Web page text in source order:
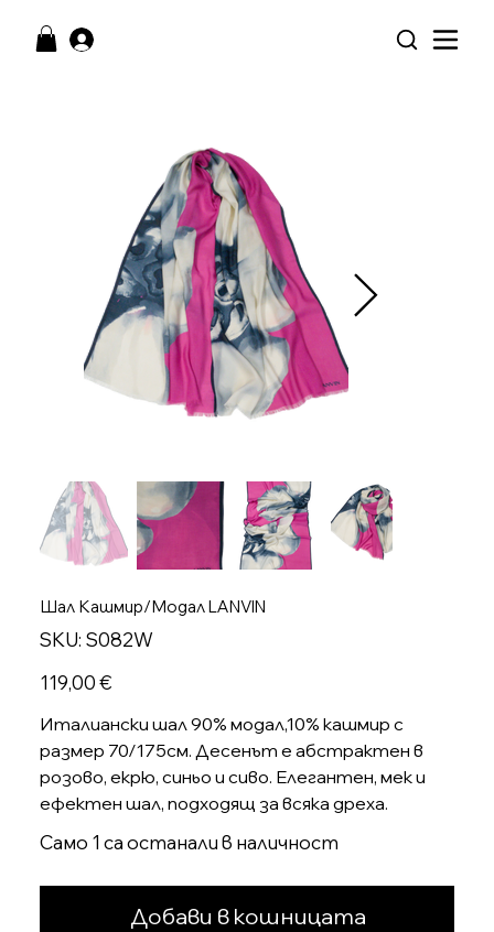
Шал Кашмир/Модал LANVIN
SKU: SKU
S082W
S082W
Цена
119,00 €
Италиански шал 90% модал,10% кашмир с
размер 70/175см. Десенът е абстрактен в
розово, екрю, синьо и сиво. Елегантен, мек и
ефектен шал, подходящ за всяка дреха.
Само 1 са останали в наличност
Добави в кошницата